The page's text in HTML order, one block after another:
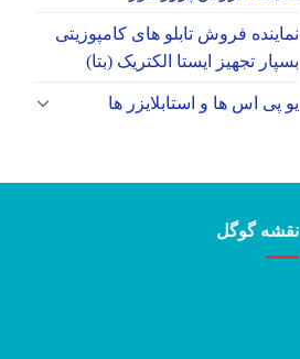
نماینده فروش تابلو های کامپوزیتی
بسپار تجهیز ایستا الکتریک (بتا)
یو پی اس ها و استابلایزر ها
نقشه گوگل